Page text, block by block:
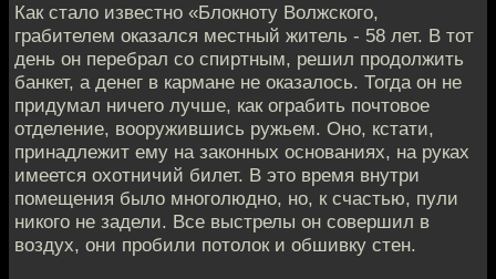
Как стало известно «Блокноту Волжского,
грабителем оказался местный житель - 58 лет. В тот
день он перебрал со спиртным, решил продолжить
банкет, а денег в кармане не оказалось. Тогда он не
придумал ничего лучше, как ограбить почтовое
отделение, вооружившись ружьем. Оно, кстати,
принадлежит ему на законных основаниях, на руках
имеется охотничий билет. В это время внутри
помещения было многолюдно, но, к счастью, пули
никого не задели. Все выстрелы он совершил в
воздух, они пробили потолок и обшивку стен.